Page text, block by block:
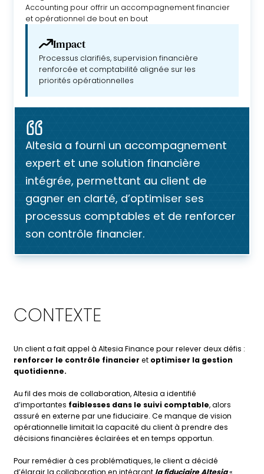
Accounting pour offrir un accompagnement financier
et opérationnel de bout en bout
Impact
Processus clarifiés, supervision financière
renforcée et comptabilité alignée sur les
priorités opérationnelles
Altesia a fourni un accompagnement
expert et une solution financière
intégrée, permettant au client de
gagner en clarté, d’optimiser ses
processus comptables et de renforcer
son contrôle financier.
CONTEXTE
Un client a fait appel à Altesia Finance pour relever deux défis :
renforcer le contrôle financier et optimiser la gestion
quotidienne.
Au fil des mois de collaboration, Altesia a identifié
d’importantes faiblesses dans le suivi comptable, alors
assuré en externe par une fiduciaire. Ce manque de vision
opérationnelle limitait la capacité du client à prendre des
décisions financières éclairées et en temps opportun.
Pour remédier à ces problématiques, le client a décidé
d’élargir la collaboration en intégrant la fiduciaire Altesia«